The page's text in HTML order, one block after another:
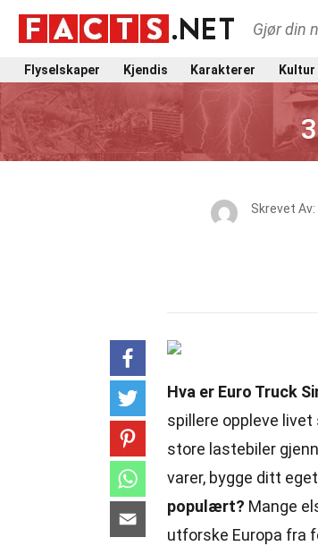
Gjør din
Flyselskaper Kjendis Karakterer Kultur
Skrevet Av:
Hva er Euro Truck
spillere oppleve
store lastebiler
varer, bygge ditt
populært? Mange
utforske Europa fra